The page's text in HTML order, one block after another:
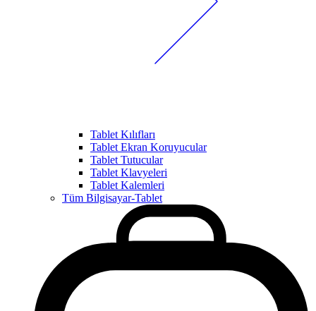
Tablet Kılıfları
Tablet Ekran Koruyucular
Tablet Tutucular
Tablet Klavyeleri
Tablet Kalemleri
Tüm Bilgisayar-Tablet